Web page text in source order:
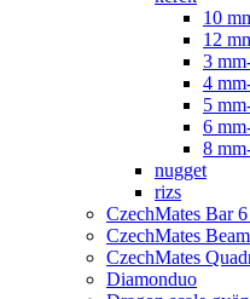
10
12
3
4
5
6
8
nugget
rizs
CzechMates Bar
CzechMates
CzechMates
Diamonduo